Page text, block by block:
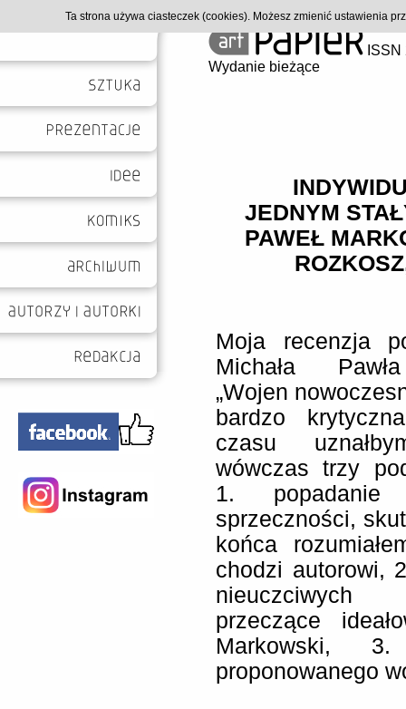
Wydanie bieżące
JEDNYM
PAWEŁ
Moja recenzja
Michała
„Wojen
bardzo
czasu
wówczas trzy
1. popadanie
sprzeczności,
końca
chodzi autorowi,
nieuczciwych
przeczące
Markowski, 3.
proponowanego
Ta strona używa ciasteczek (cookies). Możesz zmienić ustawienia